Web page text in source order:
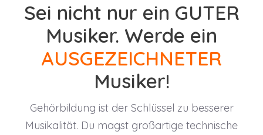
Sei nicht nur ein GUTER
Musiker. Werde ein
AUSGEZEICHNETER
Musiker!
Gehörbildung ist der Schlüssel zu besserer
Musikalität. Du magst großartige technische